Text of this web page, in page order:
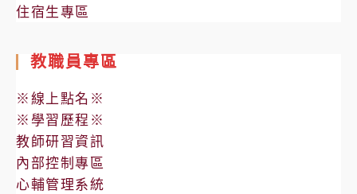
住宿生專區
教職員專區
※線上點名※
※學習歷程※
教師研習資訊
內部控制專區
心輔管理系統